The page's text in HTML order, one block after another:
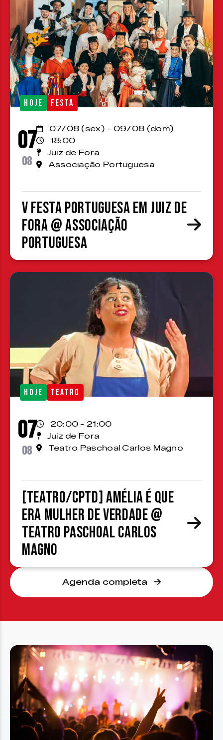
HOJE FESTA
07
08
07/08 (sex) - 09/08 (dom)
18:00
Juiz de Fora
Associação Portuguesa
V Festa Portuguesa em Juiz de
Fora @ Associação
Portuguesa
HOJE TEATRO
07
08
20:00 - 21:00
Juiz de Fora
Teatro Paschoal Carlos Magno
[TEATRO/CPTD] Amélia é que
era mulher de verdade @
Teatro Paschoal Carlos
Magno
Agenda completa